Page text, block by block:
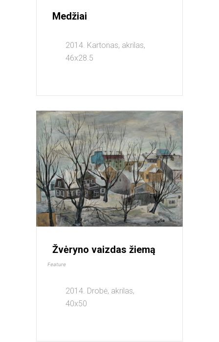
Medžiai
2014. Kartonas, akrilas,
46x28.5
Žvėryno vaizdas žiemą
Feature
2014. Drobė, akrilas,
40x50